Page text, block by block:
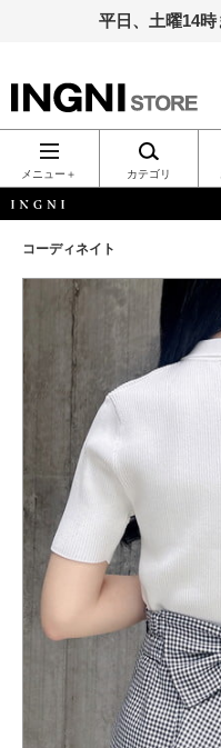
平日、土曜14
INGNI（イン
グ）公式通
販｜INGNI
STORE
メニュー＋ カテゴリ
コーディネイト